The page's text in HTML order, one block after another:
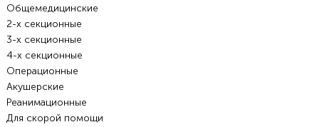
Общемедицинские
2-х секционные
3-х секционные
4-х секционные
Операционные
Акушерские
Реанимационные
Для скорой помощи